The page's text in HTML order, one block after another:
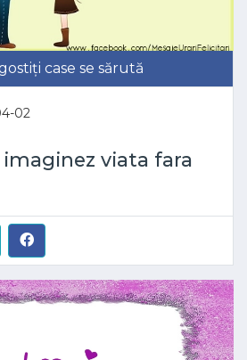
case se sărută
02
viata fara